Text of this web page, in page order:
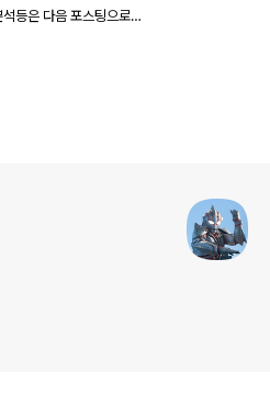
석등은 다음 포스팅으로…